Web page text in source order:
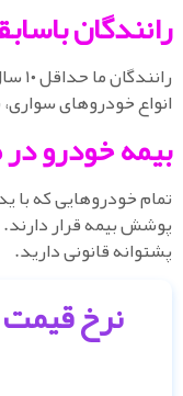
خودروهای سواری،
خودرو در
خودروهایی که با
بیمه قرار دارند.
قانونی دارید.
نرخ